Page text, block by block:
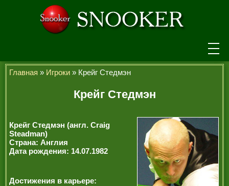
НОВОСТИ
ТУРНИРЫ
ИГРОКИ
СЕНЧУРИ БРЕЙКИ
МАКСИМАЛЬНЫЕ БРЕЙКИ
Главная » Игроки » Крейг Стедмэн
Крейг Стедмэн
Крейг Стедмэн (англ. Craig
Steadman)
Страна: Англия
Дата рождения: 14.07.1982
Достижения в карьере: